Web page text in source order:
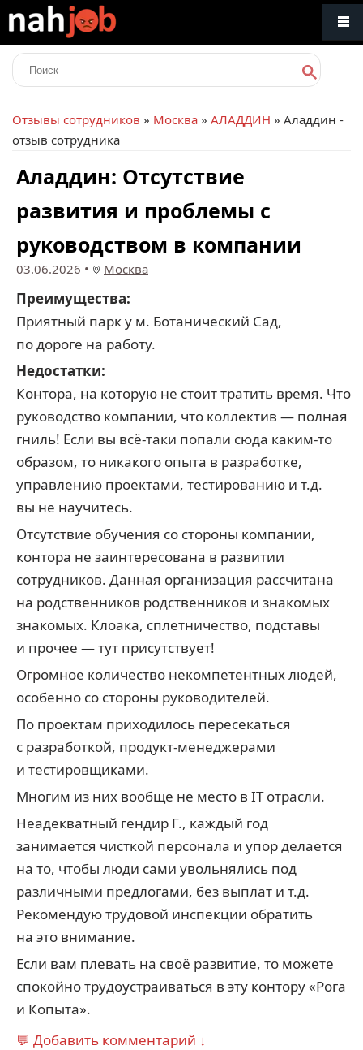
Отзывы сотрудников » Москва » АЛАДДИН » Аладдин -
отзыв сотрудника
Аладдин: Отсутствие
развития и проблемы с
руководством в компании
03.06.2026 • Москва
Преимущества:
Приятный парк у м. Ботанический Сад,
по дороге на работу.
Недостатки:
Контора, на которую не стоит тратить время. Что
руководство компании, что коллектив — полная
гниль! Если вы всё-таки попали сюда каким-то
образом, то никакого опыта в разработке,
управлению проектами, тестированию и т.д.
вы не научитесь.
Отсутствие обучения со стороны компании,
контора не заинтересована в развитии
сотрудников. Данная организация рассчитана
на родственников родственников и знакомых
знакомых. Клоака, сплетничество, подставы
и прочее — тут присутствует!
Огромное количество некомпетентных людей,
особенно со стороны руководителей.
По проектам приходилось пересекаться
с разработкой, продукт-менеджерами
и тестировщиками.
Многим из них вообще не место в IT отрасли.
Неадекватный гендир Г., каждый год
занимается чисткой персонала и упор делается
на то, чтобы люди сами увольнялись под
различными предлогами, без выплат и т.д.
Рекомендую трудовой инспекции обратить
на это внимание.
Если вам плевать на своё развитие, то можете
спокойно трудоустраиваться в эту контору «Рога
и Копыта».
💬 Добавить комментарий ↓